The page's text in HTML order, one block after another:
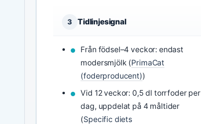
3 Tidlinjesignal
Från födsel–4 veckor: endast
modersmjölk (PrimaCat
(foderproducent))
Vid 12 veckor: 0,5 dl torrfoder per
dag, uppdelat på 4 måltider
(Specific diets